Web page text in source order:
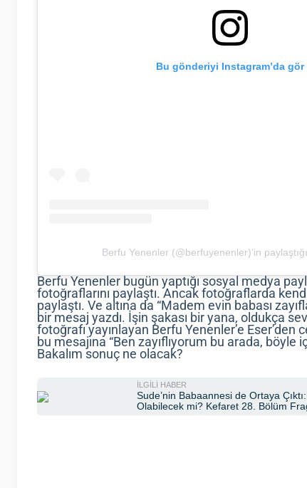
Bu gönderiyi Instagram’da gör
Berfu Yenenler (@berfuyenenler)’in
Berfu Yenenler bugün yaptığı sosyal medya
fotoğraflarını paylaştı. Ancak fotoğraflarda
paylaştı. Ve altına da “Madem evin babası
bir mesaj yazdı. İşin şakası bir yana, oldukça
fotoğrafı yayınlayan Berfu Yenenler’e
bu mesajına “Ben zayıflıyorum bu arada, böyle
Bakalım sonuç ne olacak?